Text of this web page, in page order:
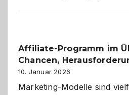
Affiliate-Programm im
Chancen,
10. Januar 2026
Marketing-Modelle sind